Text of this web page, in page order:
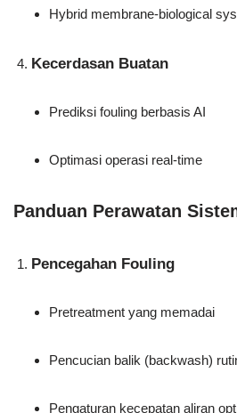
Hybrid membrane-biological
Kecerdasan Buatan
Prediksi fouling berbasis AI
Optimasi operasi real-time
Panduan Perawatan
Pencegahan Fouling
Pretreatment yang memadai
Pencucian balik (backwash)
Pengaturan kecepatan aliran